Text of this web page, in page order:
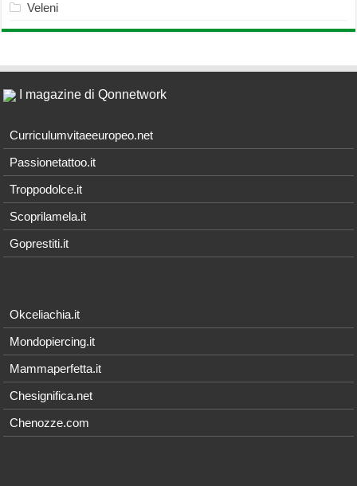
Veleni
I magazine di Qonnetwork
Curriculumvitaeeuropeo.net
Passionetattoo.it
Troppodolce.it
Scoprilamela.it
Goprestiti.it
Okceliachia.it
Mondopiercing.it
Mammaperfetta.it
Chesignifica.net
Chenozze.com